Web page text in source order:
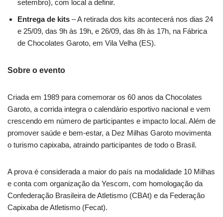
setembro), com local a definir.
Entrega de kits – A retirada dos kits acontecerá nos dias 24
e 25/09, das 9h às 19h, e 26/09, das 8h às 17h, na Fábrica
de Chocolates Garoto, em Vila Velha (ES).
Sobre o evento
Criada em 1989 para comemorar os 60 anos da Chocolates
Garoto, a corrida integra o calendário esportivo nacional e vem
crescendo em número de participantes e impacto local. Além de
promover saúde e bem-estar, a Dez Milhas Garoto movimenta
o turismo capixaba, atraindo participantes de todo o Brasil.
A prova é considerada a maior do país na modalidade 10 Milhas
e conta com organização da Yescom, com homologação da
Confederação Brasileira de Atletismo (CBAt) e da Federação
Capixaba de Atletismo (Fecat).